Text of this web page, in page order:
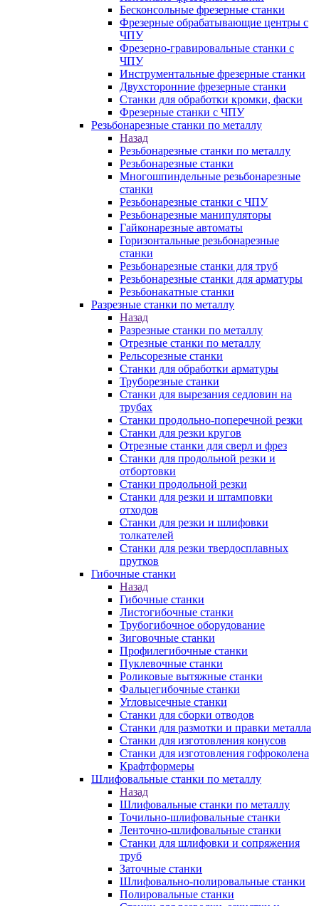
Бесконсольные фрезерные станки
Фрезерные обрабатывающие центры с
ЧПУ
Фрезерно-гравировальные станки с
ЧПУ
Инструментальные фрезерные станки
Двухсторонние фрезерные станки
Станки для обработки кромки, фаски
Фрезерные станки с ЧПУ
Резьбонарезные станки по металлу
Назад
Резьбонарезные станки по металлу
Резьбонарезные станки
Многошпиндельные резьбонарезные
станки
Резьбонарезные станки с ЧПУ
Резьбонарезные манипуляторы
Гайконарезные автоматы
Горизонтальные резьбонарезные
станки
Резьбонарезные станки для труб
Резьбонарезные станки для арматуры
Резьбонакатные станки
Разрезные станки по металлу
Назад
Разрезные станки по металлу
Отрезные станки по металлу
Рельсорезные станки
Станки для обработки арматуры
Труборезные станки
Станки для вырезания седловин на
трубаx
Станки продольно-поперечной резки
Станки для резки кругов
Отрезные станки для сверл и фрез
Станки для продольной резки и
отбортовки
Станки продольной резки
Станки для резки и штамповки
отходов
Станки для резки и шлифовки
толкателей
Станки для резки твердосплавных
прутков
Гибочные станки
Назад
Гибочные станки
Листогибочные станки
Трубогибочное оборудование
Зиговочные станки
Профилегибочные станки
Пуклевочные станки
Роликовые вытяжные станки
Фальцегибочные станки
Угловысечные станки
Станки для сборки отводов
Станки для размотки и правки металла
Станки для изготовления конусов
Станки для изготовления гофроколена
Крафтформеры
Шлифовальные станки по металлу
Назад
Шлифовальные станки по металлу
Точильно-шлифовальные станки
Ленточно-шлифовальные станки
Станки для шлифовки и сопряжения
труб
Заточные станки
Шлифовально-полировальные станки
Полировальные станки